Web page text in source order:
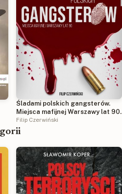
Śladami polskich gangsterów.
Miejsca mafijnej Warszawy lat 90.
Filip Czerwiński